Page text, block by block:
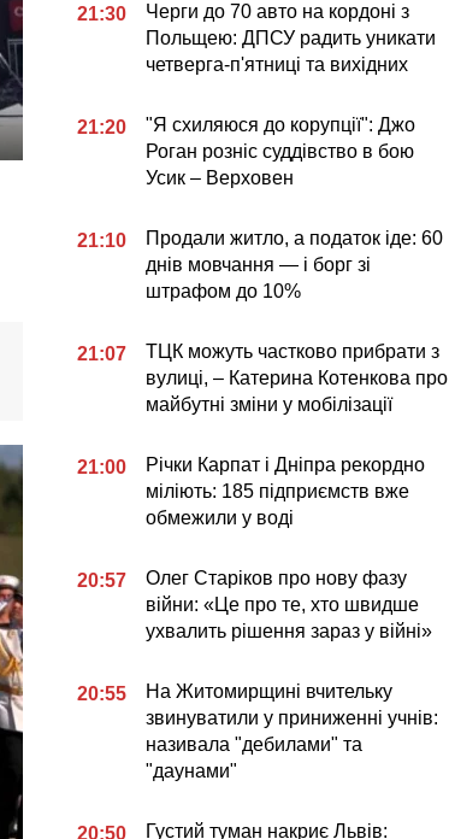
21:30
Черги до 70 авто на кордоні з
Польщею: ДПСУ радить уникати
четверга-п'ятниці та вихідних
21:20
"Я схиляюся до корупції": Джо
Роган розніс суддівство в бою
Усик – Верховен
21:10
Продали житло, а податок іде: 60
днів мовчання — і борг зі
штрафом до 10%
21:07
ТЦК можуть частково прибрати з
вулиці, – Катерина Котенкова про
майбутні зміни у мобілізації
21:00
Річки Карпат і Дніпра рекордно
міліють: 185 підприємств вже
обмежили у воді
20:57
Олег Старіков про нову фазу
війни: «Це про те, хто швидше
ухвалить рішення зараз у війні»
20:55
На Житомирщині вчительку
звинуватили у приниженні учнів:
називала "дебилами" та
"даунами"
20:50
Густий туман накриє Львів: